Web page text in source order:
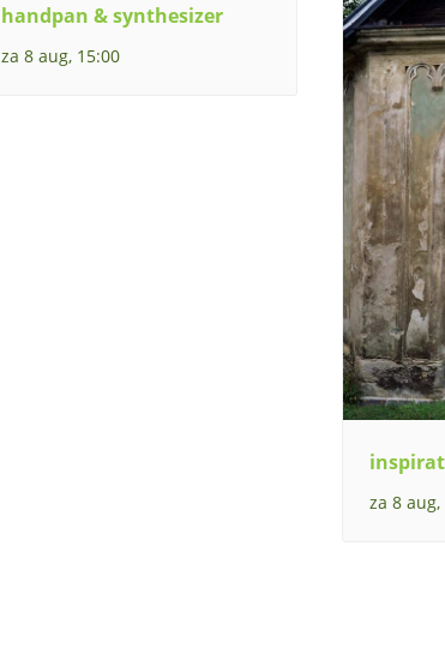
handpan & synthesizer
za 8 aug, 15:00
za 8 aug,